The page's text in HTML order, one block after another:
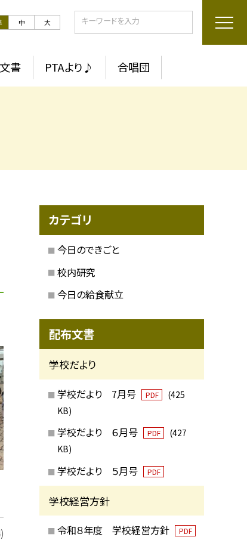
中 大
書 PTAより♪ 合唱団
カテゴリ
今日のできごと
校内研究
今日の給食献立
配布文書
学校だより
学校だより 7月号 PDF
(425
KB)
学校だより ６月号 PDF
(427
KB)
学校だより ５月号 PDF
学校経営方針
令和８年度 学校経営方針 PDF